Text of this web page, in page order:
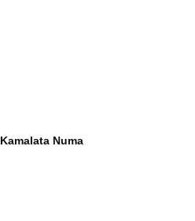
Numa